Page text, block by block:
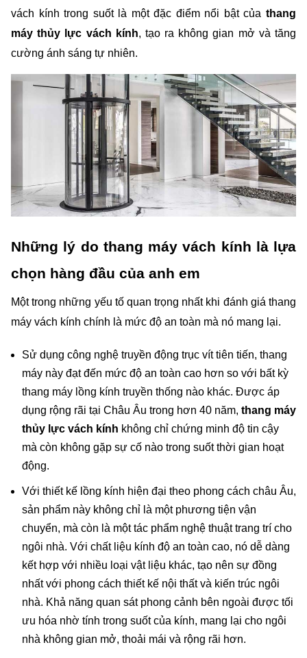
vách kính trong suốt là một đặc điểm nổi bật của thang
máy thủy lực vách kính, tạo ra không gian mở và tăng
cường ánh sáng tự nhiên.
Những lý do thang máy vách kính là lựa
chọn hàng đầu của anh em
Một trong những yếu tố quan trọng nhất khi đánh giá thang
máy vách kính chính là mức độ an toàn mà nó mang lại.
Sử dụng công nghệ truyền động trục vít tiên tiến, thang
máy này đạt đến mức độ an toàn cao hơn so với bất kỳ
thang máy lồng kính truyền thống nào khác. Được áp
dụng rộng rãi tại Châu Âu trong hơn 40 năm, thang máy
thủy lực vách kính không chỉ chứng minh độ tin cậy
mà còn không gặp sự cố nào trong suốt thời gian hoạt
động.
Với thiết kế lồng kính hiện đại theo phong cách châu Âu,
sản phẩm này không chỉ là một phương tiện vận
chuyển, mà còn là một tác phẩm nghệ thuật trang trí cho
ngôi nhà. Với chất liệu kính độ an toàn cao, nó dễ dàng
kết hợp với nhiều loại vật liệu khác, tạo nên sự đồng
nhất với phong cách thiết kế nội thất và kiến trúc ngôi
nhà. Khả năng quan sát phong cảnh bên ngoài được tối
ưu hóa nhờ tính trong suốt của kính, mang lại cho ngôi
nhà không gian mở, thoải mái và rộng rãi hơn.